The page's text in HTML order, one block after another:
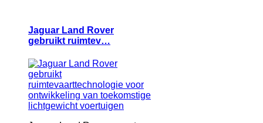
Jaguar Land Rover
gebruikt ruimtev…